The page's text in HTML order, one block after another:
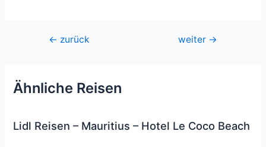
Beitragsnavigation
← zurück weiter →
Ähnliche Reisen
Lidl Reisen – Mauritius – Hotel Le Coco Beach